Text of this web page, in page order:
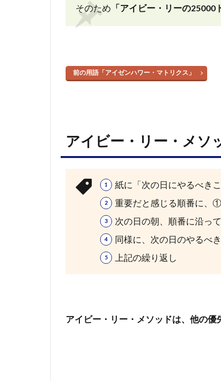
そのため 「アイビー・リーの25000
前の用語「アイゼンハワー・マトリクス」
アイビー・リー・メソ
紙に「次の日にやるべき
重要だと感じる順番に、
次の日の朝、順番に沿っ
同様に、次の日のやるべ
上記の繰り返し
アイビー・リー・メソッドは、他の